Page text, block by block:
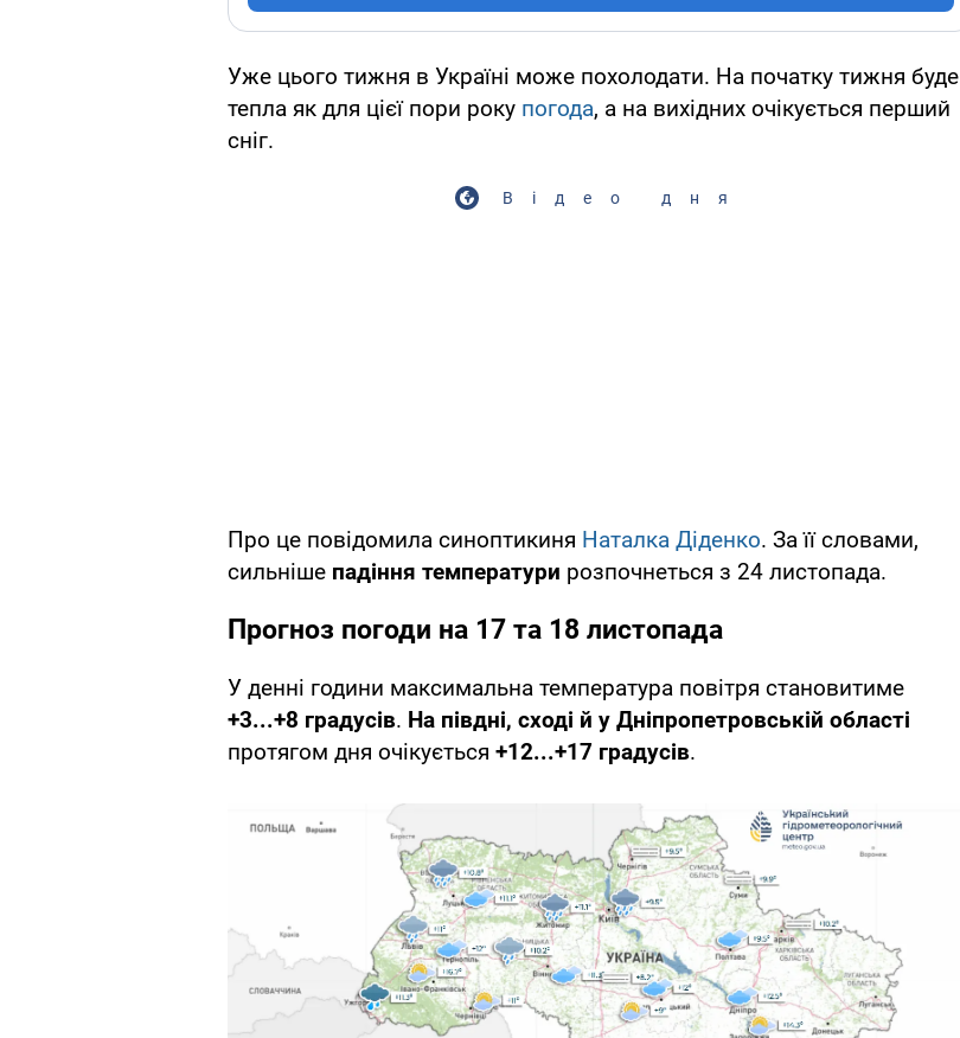
Уже цього тижня в Україні може похолодати. На початку тижня буде
тепла як для цієї пори року погода, а на вихідних очікується перший
сніг.
Відео дня
Про це повідомила синоптикиня Наталка Діденко. За її словами,
сильніше падіння температури розпочнеться з 24 листопада.
Прогноз погоди на 17 та 18 листопада
У денні години максимальна температура повітря становитиме
+3...+8 градусів. На півдні, сході й у Дніпропетровській області
протягом дня очікується +12...+17 градусів.